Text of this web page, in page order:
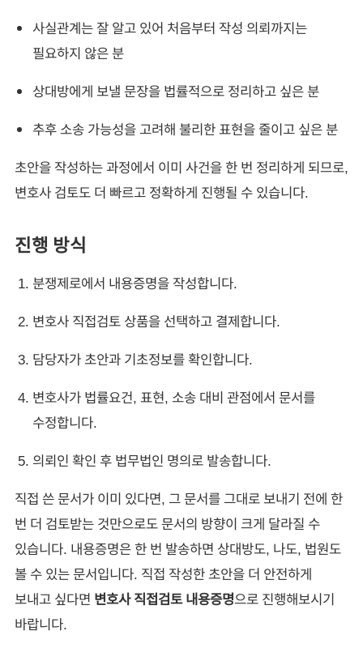
사실관계는 잘 알고 있어 처음부터 작성 의뢰까지는
필요하지 않은 분
상대방에게 보낼 문장을 법률적으로 정리하고 싶은 분
추후 소송 가능성을 고려해 불리한 표현을 줄이고 싶은 분
초안을 작성하는 과정에서 이미 사건을 한 번 정리하게 되므로,
변호사 검토도 더 빠르고 정확하게 진행될 수 있습니다.
진행 방식
분쟁제로에서 내용증명을 작성합니다.
변호사 직접검토 상품을 선택하고 결제합니다.
담당자가 초안과 기초정보를 확인합니다.
변호사가 법률요건, 표현, 소송 대비 관점에서 문서를
수정합니다.
의뢰인 확인 후 법무법인 명의로 발송합니다.
직접 쓴 문서가 이미 있다면, 그 문서를 그대로 보내기 전에 한
번 더 검토받는 것만으로도 문서의 방향이 크게 달라질 수
있습니다. 내용증명은 한 번 발송하면 상대방도, 나도, 법원도
볼 수 있는 문서입니다. 직접 작성한 초안을 더 안전하게
보내고 싶다면 변호사 직접검토 내용증명으로 진행해보시기
바랍니다.